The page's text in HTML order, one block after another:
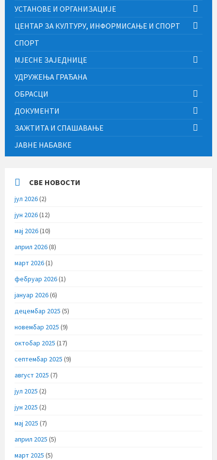
УСТАНОВЕ И ОРГАНИЗАЦИЈЕ
ЦЕНТАР ЗА КУЛТУРУ, ИНФОРМИСАЊЕ И СПОРТ
СПОРТ
МЈЕСНЕ ЗАЈЕДНИЦЕ
УДРУЖЕЊА ГРАЂАНА
ОБРАСЦИ
ДОКУМЕНТИ
ЗАЖТИТА И СПАШАВАЊЕ
ЈАВНЕ НАБАВКЕ
СВЕ НОВОСТИ
јул 2026(2)
јун 2026(12)
мај 2026(10)
април 2026(8)
март 2026(1)
фебруар 2026(1)
јануар 2026(6)
децембар 2025 (5)
новембар 2025 (9)
октобар 2025 (17)
септембар 2025 (9)
август 2025 (7)
јул 2025 (2)
јун 2025 (2)
мај 2025 (7)
април 2025 (5)
март 2025 (5)